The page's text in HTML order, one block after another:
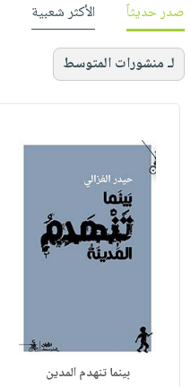
صدر حديثاً الأكثر شعبية
لـ منشورات المتوسط
بينما تنهدم المدين